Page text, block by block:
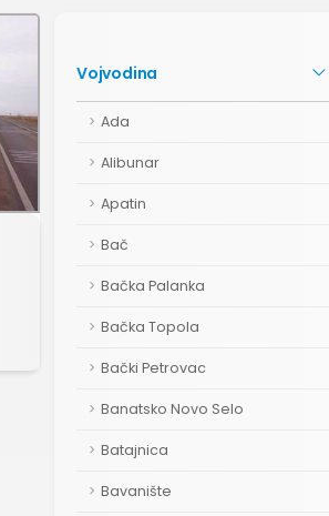
Vojvodina
Ada
Alibunar
Apatin
Bač
Bačka Palanka
Bačka Topola
Bački Petrovac
Banatsko Novo Selo
Batajnica
Bavanište